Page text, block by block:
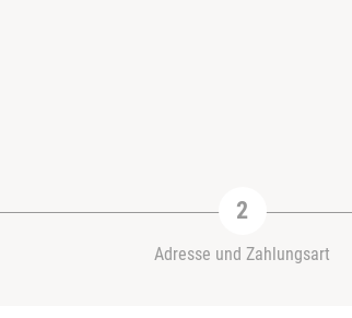
Adresse und Zahlungsart